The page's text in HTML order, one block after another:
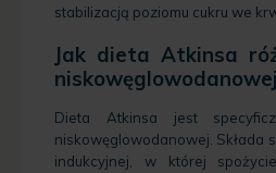
stabilizacją poziomu cukru we
Jak dieta Atkinsa
Dieta Atkinsa jest
niskowęglowodanowej. Składa
indukcyjnej, w której